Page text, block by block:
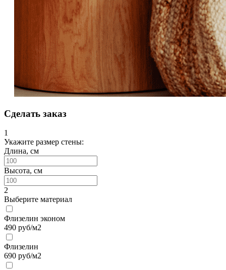
Сделать заказ
1
Укажите размер стены:
Длина, см
Высота, см
2
Выберите материал
Флизелин эконом
490 руб/м2
Флизелин
690 руб/м2